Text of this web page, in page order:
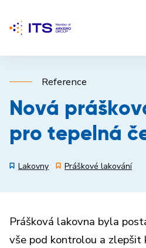
Reference
Nová
pro tepelná
Lakovny Práškové lakování
Prášková lakovna byla
vše pod kontrolou a zlepšit